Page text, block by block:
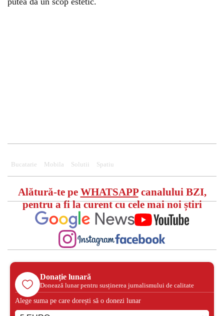
Bucatarie Mobila Solutii Spatiu
Alătură-te pe WHATSAPPcanalului BZI,
pentru a fi la curent cu cele mai noi știri
Donație lunară
Donează lunar pentru susținerea jurnalismului de calitate
Alege suma pe care dorești să o donezi lunar